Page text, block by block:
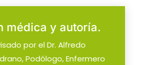
médica y autoría.
por el Dr. Alfredo
Podólogo, Enfermero